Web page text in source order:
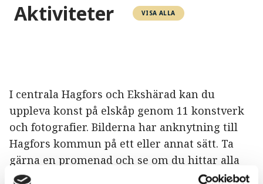
Aktiviteter VISA ALLA
I centrala Hagfors och Ekshärad kan du
uppleva konst på elskåp genom 11 konstverk
och fotografier. Bilderna har anknytning till
Hagfors kommun på ett eller annat sätt. Ta
gärna en promenad och se om du hittar alla
skåp,